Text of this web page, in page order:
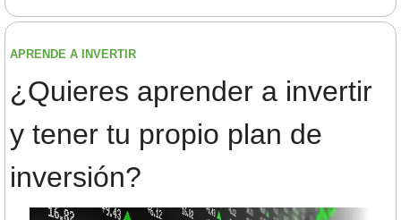
APRENDE A INVERTIR
¿Quieres aprender a invertir
y tener tu propio plan de
inversión?